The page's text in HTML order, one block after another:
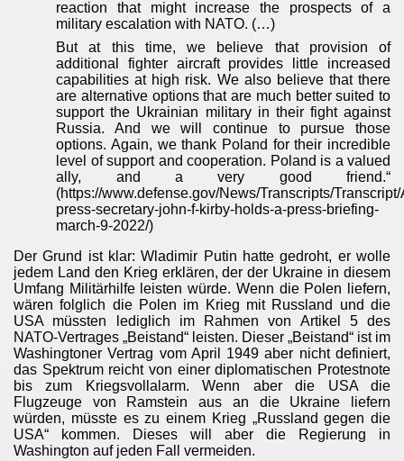
reaction that might increase the prospects of a
military escalation with NATO. (…)
But at this time, we believe that provision of
additional fighter aircraft provides little increased
capabilities at high risk. We also believe that there
are alternative options that are much better suited to
support the Ukrainian military in their fight against
Russia. And we will continue to pursue those
options. Again, we thank Poland for their incredible
level of support and cooperation. Poland is a valued
ally, and a very good friend.“
(https://www.defense.gov/News/Transcripts/
press-secretary-john-f-kirby-holds-a-press-briefing-
march-9-2022/)
Der Grund ist klar: Wladimir Putin hatte gedroht, er wolle
jedem Land den Krieg erklären, der der Ukraine in diesem
Umfang Militärhilfe leisten würde. Wenn die Polen liefern,
wären folglich die Polen im Krieg mit Russland und die
USA müssten lediglich im Rahmen von Artikel 5 des
NATO-Vertrages „Beistand“ leisten. Dieser „Beistand“ ist im
Washingtoner Vertrag vom April 1949 aber nicht definiert,
das Spektrum reicht von einer diplomatischen Protestnote
bis zum Kriegsvollalarm. Wenn aber die USA die
Flugzeuge von Ramstein aus an die Ukraine liefern
würden, müsste es zu einem Krieg „Russland gegen die
USA“ kommen. Dieses will aber die Regierung in
Washington auf jeden Fall vermeiden.